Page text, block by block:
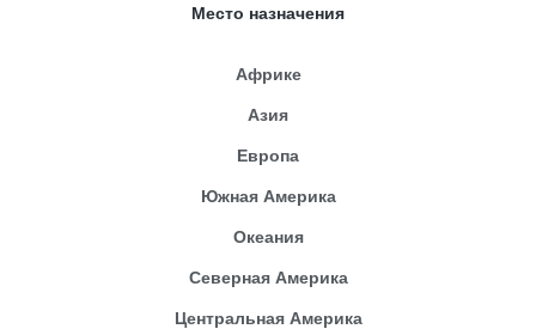
Место назначения
Африке
Азия
Европа
Южная Америка
Океания
Северная Америка
Центральная Америка